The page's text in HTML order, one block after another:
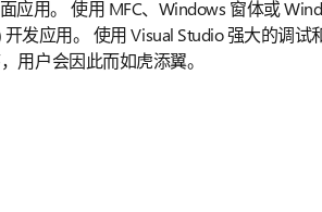
应用。 使用 MFC、Windows 窗体或
开发应用。 使用 Visual Studio 强大的调试
用户会因此而如虎添翼。